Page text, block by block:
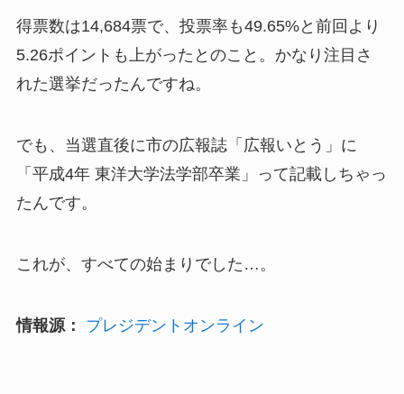
得票数は14,684票で、投票率も49.65%と前回より
5.26ポイントも上がったとのこと。かなり注目さ
れた選挙だったんですね。
でも、当選直後に市の広報誌「広報いとう」に
「平成4年 東洋大学法学部卒業」って記載しちゃっ
たんです。
これが、すべての始まりでした…。
情報源： プレジデントオンライン